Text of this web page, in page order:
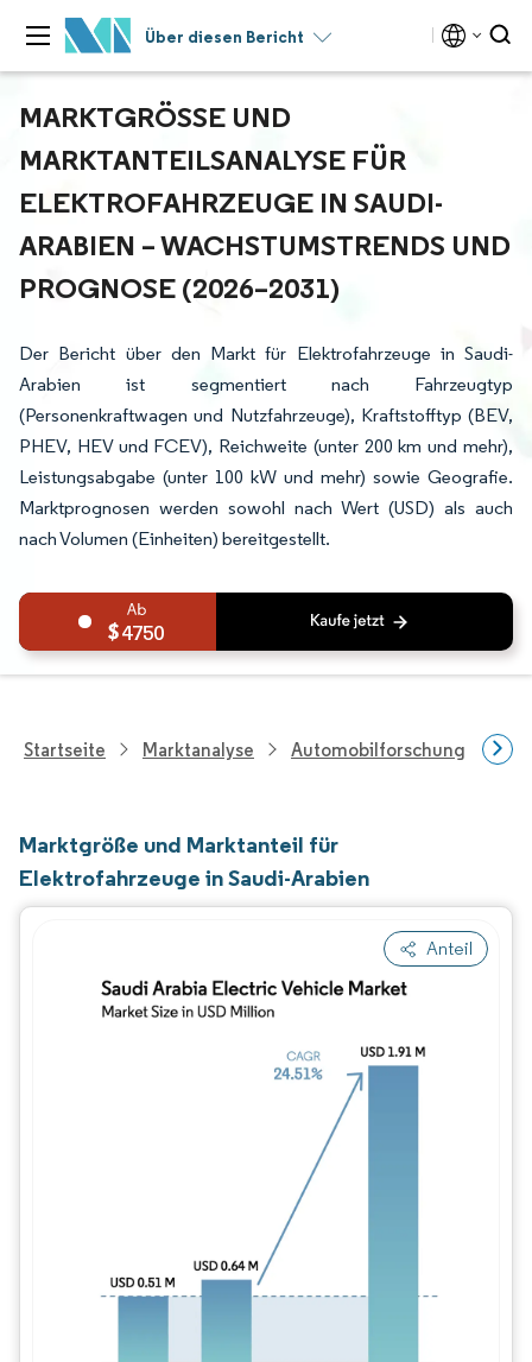
Über diesen Bericht
MARKTGRÖSSE UND M
ARKTANTEILSANALYSE FÜR E
LEKTROFAHRZEUGE IN SAUDI-A
RABIEN – WACHSTUMSTRENDS UND P
ROGNOSE (2026–2031)
Der Bericht über den Markt für Elektrofahrzeuge in Saudi-
Arabien ist segmentiert nach Fahrzeugtyp
(Personenkraftwagen und Nutzfahrzeuge), Kraftstofftyp (BEV,
PHEV, HEV und FCEV), Reichweite (unter 200 km und mehr),
Leistungsabgabe (unter 100 kW und mehr) sowie Geografie.
Marktprognosen werden sowohl nach Wert (USD) als auch
nach Volumen (Einheiten) bereitgestellt.
4750
Startseite Marktanalyse Automobilforschung
Marktgröße und Marktanteil für
Elektrofahrzeuge in Saudi-Arabien
Anteil
Bild © Mordor Intelligence.